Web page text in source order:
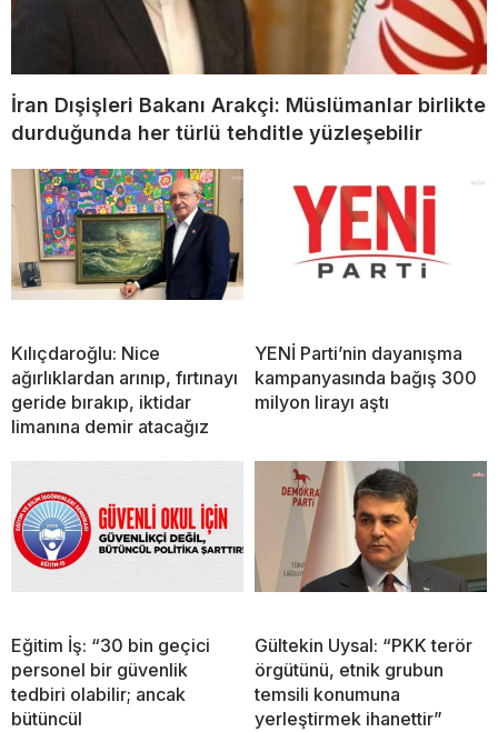
İran Dışişleri Bakanı Arakçi: Müslümanlar birlikte
durduğunda her türlü tehditle yüzleşebilir
Kılıçdaroğlu: Nice
ağırlıklardan arınıp, fırtınayı
geride bırakıp, iktidar
limanına demir atacağız
YENİ Parti’nin dayanışma
kampanyasında bağış 300
milyon lirayı aştı
Eğitim İş: “30 bin geçici
personel bir güvenlik
tedbiri olabilir; ancak
bütüncül
Gültekin Uysal: “PKK terör
örgütünü, etnik grubun
temsili konumuna
yerleştirmek ihanettir”